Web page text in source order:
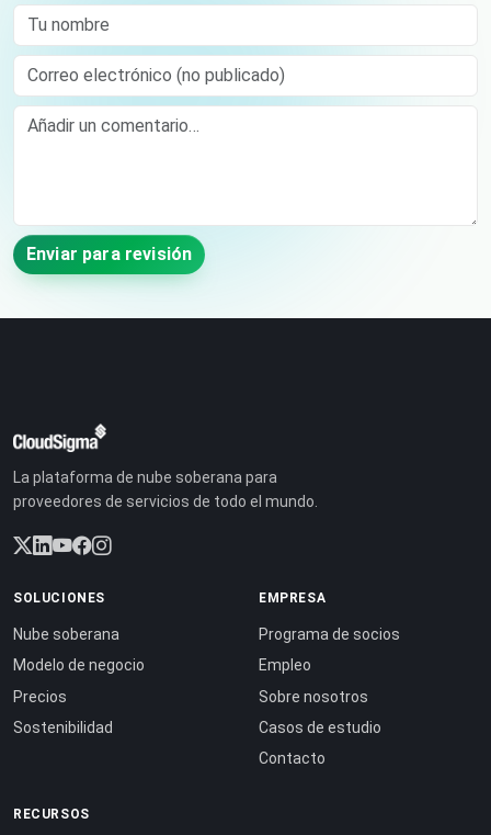
Tu nombre
Correo electrónico (no publicado)
Comment
Enviar para revisión
La plataforma de nube soberana para
proveedores de servicios de todo el mundo.
SOLUCIONES
Nube soberana
Modelo de negocio
Precios
Sostenibilidad
EMPRESA
Programa de socios
Empleo
Sobre nosotros
Casos de estudio
Contacto
RECURSOS